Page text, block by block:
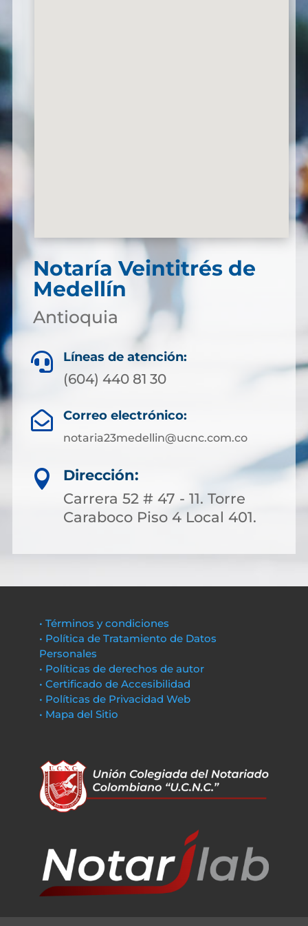
Notaría Veintitrés de
Medellín
Antioquia
 Líneas de atención:
(604) 440 81 30
 Correo electrónico:
notaria23medellin@ucnc.com.co

Dirección:
Carrera 52 # 47 - 11. Torre
Caraboco Piso 4 Local 401.
• Términos y condiciones
• Política de Tratamiento de Datos
Personales
• Políticas de derechos de autor
• Certificado de Accesibilidad
• Políticas de Privacidad Web
• Mapa del Sitio